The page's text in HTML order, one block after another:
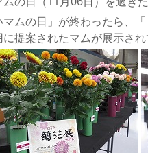
マムの日」が終わったら、
提案されたマムが展示され